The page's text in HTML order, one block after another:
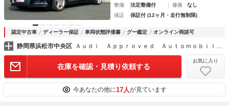
整備
法定整備付 修復
なし
保証
保証付 (12ヶ月・走行無制限)
認定中古車 ディーラー保証 車両状態評価書 グー鑑定 オンライン商談可
静岡県浜松市中央区 Ａｕｄｉ Ａｐｐｒｏｖｅｄ Ａｕｔｏｍｏｂｉｌｅ浜松 サーラカーズジャパン株式会社
在庫を確認・見積り依頼する
お気に入り
今あなたの他に17人が見ています